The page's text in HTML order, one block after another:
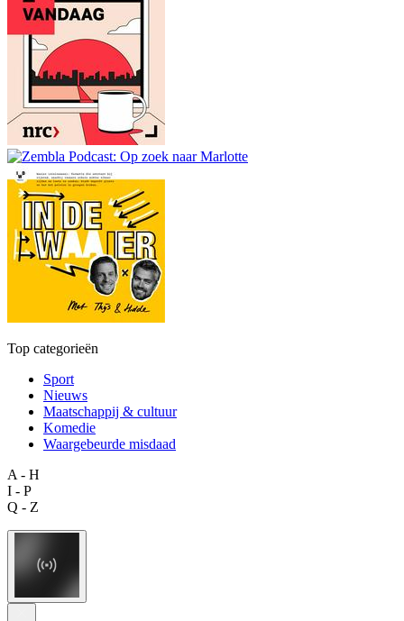
Top categorieën
Sport
Nieuws
Maatschappij & cultuur
Komedie
Waargebeurde misdaad
A - H
I - P
Q - Z